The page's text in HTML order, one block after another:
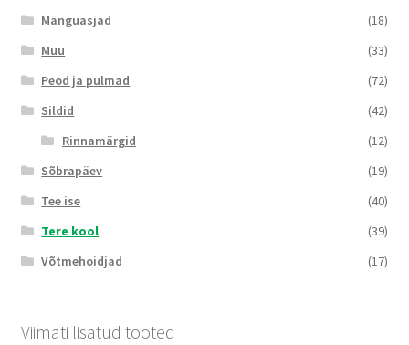
Mänguasjad
(18)
Muu
(33)
Peod ja pulmad
(72)
Sildid
(42)
Rinnamärgid
(12)
Sõbrapäev
(19)
Tee ise
(40)
Tere kool
(39)
Võtmehoidjad
(17)
Viimati lisatud tooted